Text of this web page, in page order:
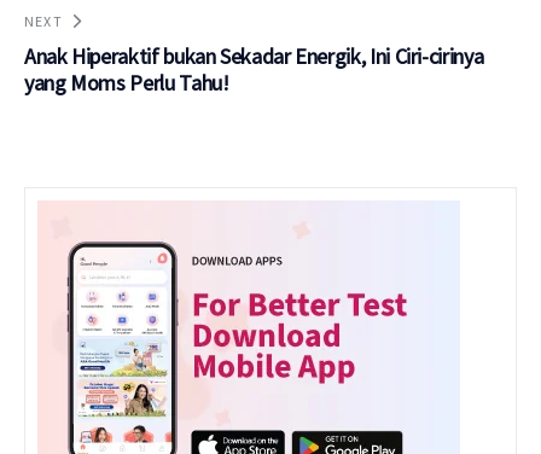
NEXT
Anak Hiperaktif bukan Sekadar Energik, Ini Ciri-cirinya
yang Moms Perlu Tahu!